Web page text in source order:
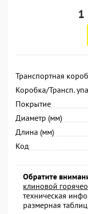
1
Транспортная
Коробка/Трансп.
Покрытие
Диаметр (мм)
Длина (мм)
Код
Обратите
клиновой
техническая
размерная